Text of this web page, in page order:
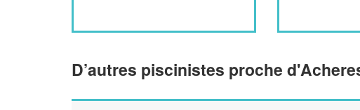
D’autres piscinistes proche